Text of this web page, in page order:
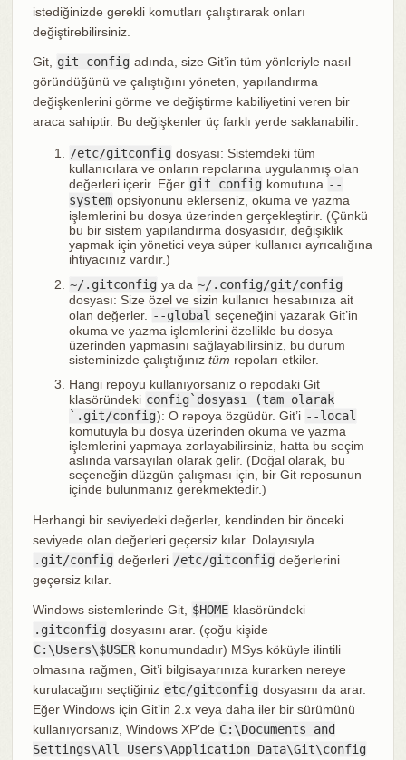
istediğinizde gerekli komutları çalıştırarak onları
değiştirebilirsiniz.
Git, git config adında, size Git’in tüm yönleriyle nasıl
göründüğünü ve çalıştığını yöneten, yapılandırma
değişkenlerini görme ve değiştirme kabiliyetini veren bir
araca sahiptir. Bu değişkenler üç farklı yerde saklanabilir:
/etc/gitconfig dosyası: Sistemdeki tüm
kullanıcılara ve onların repolarına uygulanmış olan
değerleri içerir. Eğer git config komutuna --
system opsiyonunu eklerseniz, okuma ve yazma
işlemlerini bu dosya üzerinden gerçekleştirir. (Çünkü
bu bir sistem yapılandırma dosyasıdır, değişiklik
yapmak için yönetici veya süper kullanıcı ayrıcalığına
ihtiyacınız vardır.)
~/.gitconfig ya da ~/.config/git/config
dosyası: Size özel ve sizin kullanıcı hesabınıza ait
olan değerler.
--global seçeneğini yazarak Git’in
okuma ve yazma işlemlerini özellikle bu dosya
üzerinden yapmasını sağlayabilirsiniz, bu durum
sisteminizde çalıştığınız tüm repoları etkiler.
Hangi repoyu kullanıyorsanız o repodaki Git
klasöründeki config`dosyası (tam olarak
`.git/config): O repoya özgüdür. Git’i --local
komutuyla bu dosya üzerinden okuma ve yazma
işlemlerini yapmaya zorlayabilirsiniz, hatta bu seçim
aslında varsayılan olarak gelir. (Doğal olarak, bu
seçeneğin düzgün çalışması için, bir Git reposunun
içinde bulunmanız gerekmektedir.)
Herhangi bir seviyedeki değerler, kendinden bir önceki
seviyede olan değerleri geçersiz kılar. Dolayısıyla
.git/config değerleri /etc/gitconfig değerlerini
geçersiz kılar.
Windows sistemlerinde Git, $HOME klasöründeki
.gitconfig dosyasını arar. (çoğu kişide
C:\Users\$USER konumundadır) MSys köküyle ilintili
olmasına rağmen, Git’i bilgisayarınıza kurarken nereye
kurulacağını seçtiğiniz etc/gitconfig dosyasını da arar.
Eğer Windows için Git’in 2.x veya daha iler bir sürümünü
kullanıyorsanız, Windows XP’de C:\Documents and
Settings\All Users\Application Data\Git\config